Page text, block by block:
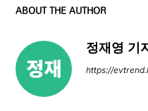
ABOUT THE AUTHOR
정재영 기
https://